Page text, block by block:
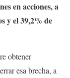
en acciones, a
y el 39,2% de
obtener
esa brecha, a